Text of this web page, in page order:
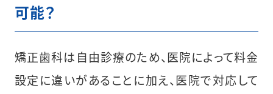
可能？
矯正歯科は自由診療のため、医院によって料金
設定に違いがあることに加え、医院で対応して